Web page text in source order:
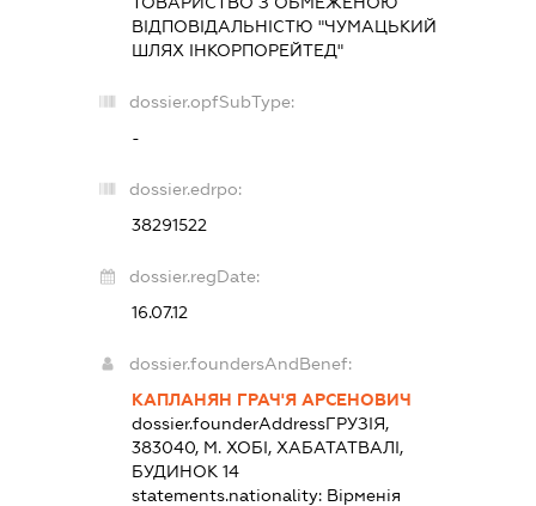
ВІДПОВІДАЛЬНІСТЮ "ЧУМАЦЬКИЙ
ШЛЯХ ІНКОРПОРЕЙТЕД"
dossier.opfSubType:
-
dossier.edrpo:
38291522
dossier.regDate:
16.07.12
dossier.foundersAndBenef:
КАПЛАНЯН ГРАЧ'Я АРСЕНОВИЧ
dossier.founderAddressГРУЗІЯ,
383040, М. ХОБІ, ХАБАТАТВАЛІ,
БУДИНОК 14
statements.nationality: Вірменія